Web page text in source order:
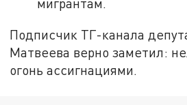
мигрантам.
Подписчик ТГ-канала
Матвеева верно заметил:
огонь ассигнациями.